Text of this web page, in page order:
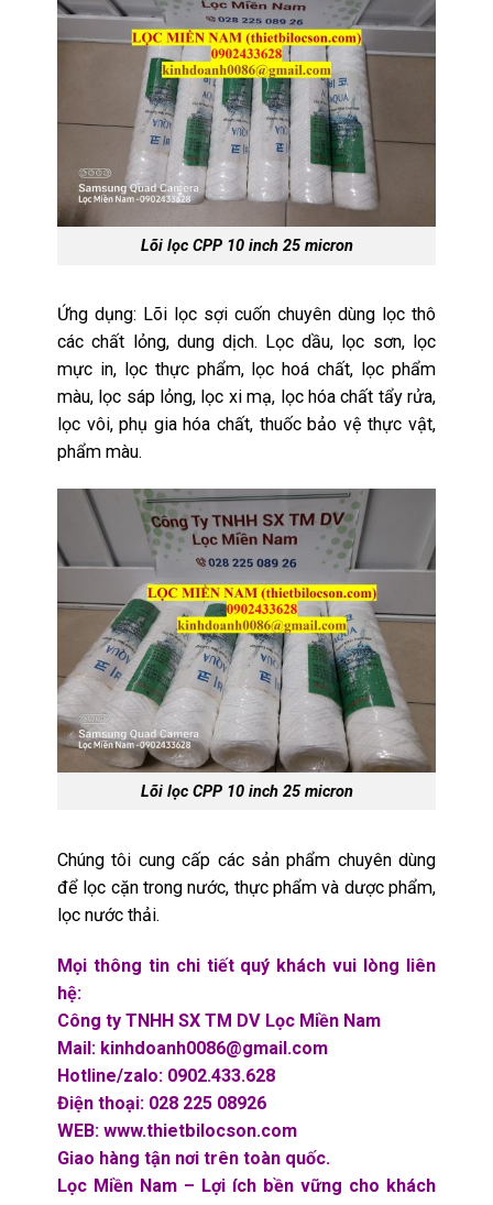
Lõi lọc CPP 10 inch 25 micron
Ứng dụng: Lõi lọc sợi cuốn chuyên dùng lọc thô
các chất lỏng, dung dịch. Lọc dầu, lọc sơn, lọc
mực in, lọc thực phẩm, lọc hoá chất, lọc phẩm
màu, lọc sáp lỏng, lọc xi mạ, lọc hóa chất tẩy rửa,
lọc vôi, phụ gia hóa chất, thuốc bảo vệ thực vật,
phẩm màu.
Lõi lọc CPP 10 inch 25 micron
Chúng tôi cung cấp các sản phẩm chuyên dùng
để lọc cặn trong nước, thực phẩm và dượcphẩm,
lọc nước thải.
Mọi thông tin chi tiết quý khách vui lòng liên
hệ:
Công ty TNHH SX TM DV Lọc Miền Nam
Mail: kinhdoanh0086@gmail.com
Hotline/zalo: 0902.433.628
Điện thoại: 028 225 08926
WEB: www.thietbilocson.com
Giao hàng tận nơi trên toàn quốc.
Lọc Miền Nam – Lợi ích bền vững cho khách